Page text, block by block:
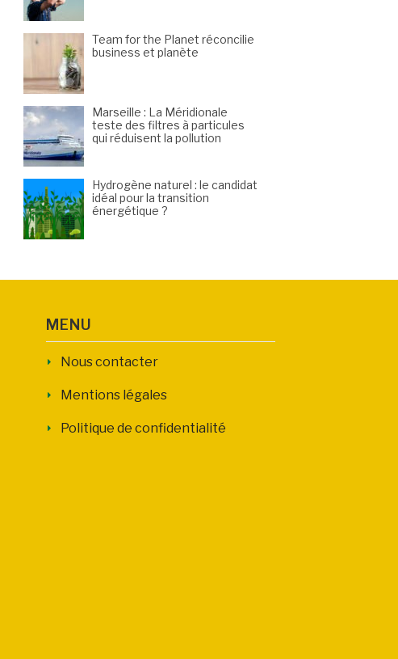
Team for the Planet réconcilie
business et planète
Marseille : La Méridionale
teste des filtres à particules
qui réduisent la pollution
Hydrogène naturel : le candidat
idéal pour la transition
énergétique ?
MENU
Nous contacter
Mentions légales
Politique de confidentialité